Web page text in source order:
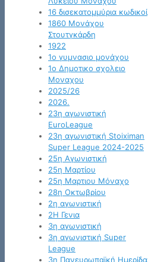
16 δισεκατομμύρια κωδικοί
1860 Μονάχου
Στουτγκάρδη
1922
1ο γυμνασιο μονάχου
1ο Δημοτικο σχολειο
Μοναχου
2025/26
2026.
23η αγωνιστική
EuroLeague
23η αγωνιστική Stoiximan
Super League 2024-2025
25η Αγωνιστική
25η Μαρτίου
25η Μαρτιου Μόναχο
28η Οκτωβρίου
2η αγωνιστική
2Η Γενια
3η αγωνιστική
3η αγωνιστική Super
League
3η Πανευρωπαϊκή Ημερίδα